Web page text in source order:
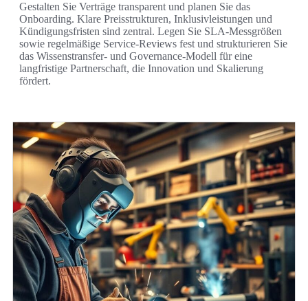
Gestalten Sie Verträge transparent und planen Sie das
Onboarding. Klare Preisstrukturen, Inklusivleistungen und
Kündigungsfristen sind zentral. Legen Sie SLA-Messgrößen
sowie regelmäßige Service-Reviews fest und strukturieren Sie
das Wissenstransfer- und Governance-Modell für eine
langfristige Partnerschaft, die Innovation und Skalierung
fördert.